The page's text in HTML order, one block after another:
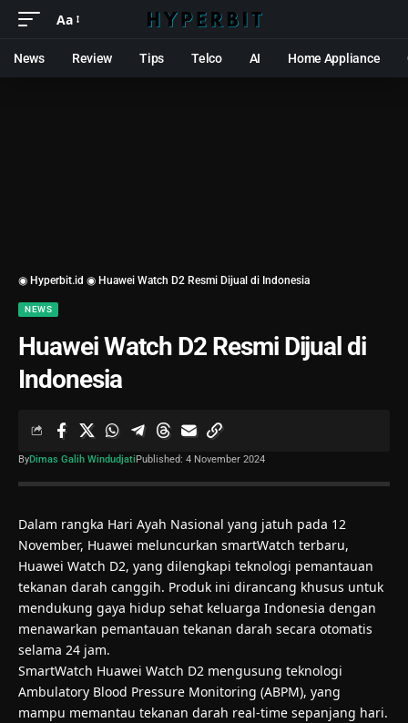
Aa
News Review Tips Telco AI Home Appliance
◉ Hyperbit.id ◉ Huawei Watch D2 Resmi Dijual di Indonesia
NEWS
Huawei Watch D2 Resmi Dijual di
Indonesia
ByDimas Galih WindudjatiPublished: 4 November 2024
Dalam rangka Hari Ayah Nasional yang jatuh pada 12
November, Huawei meluncurkan smartWatch terbaru,
Huawei Watch D2, yang dilengkapi teknologi pemantauan
tekanan darah canggih. Produk ini dirancang khusus untuk
mendukung gaya hidup sehat keluarga Indonesia dengan
menawarkan pemantauan tekanan darah secara otomatis
selama 24 jam.
SmartWatch Huawei Watch D2 mengusung teknologi
Ambulatory Blood Pressure Monitoring (ABPM), yang
mampu memantau tekanan darah real-time sepanjang hari.